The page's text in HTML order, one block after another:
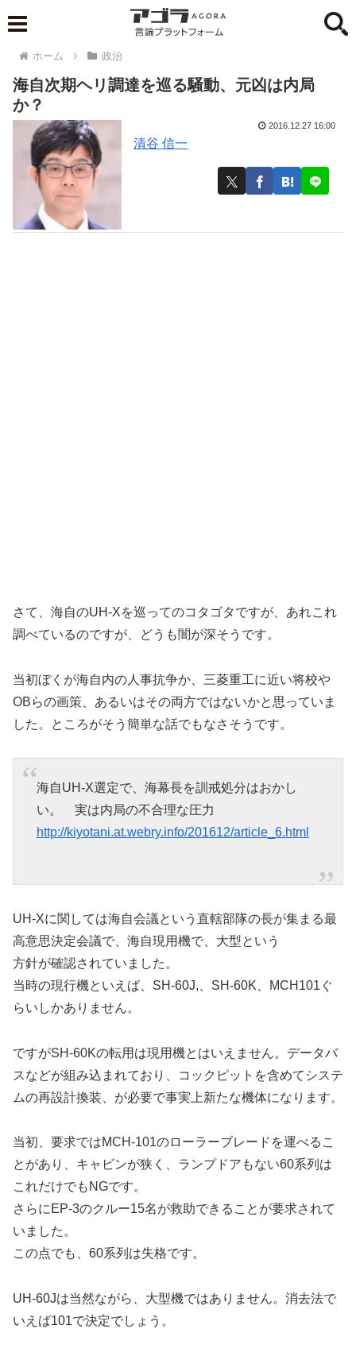
ホーム 政治
海自次期ヘリ調達を巡る騒動、元凶は内局
か？
清谷 信一
2016.12.27 16:00
さて、海自のUH-Xを巡ってのコタゴタですが、あれこれ
調べているのですが、どうも闇が深そうです。
当初ぼくが海自内の人事抗争か、三菱重工に近い将校や
OBらの画策、あるいはその両方ではないかと思っていま
した。ところがそう簡単な話でもなさそうです。
海自UH-X選定で、海幕長を訓戒処分はおかし
い。 実は内局の不合理な圧力
http://kiyotani.at.webry.info/201612/article_6.html
UH-Xに関しては海自会議という直轄部隊の長が集まる最
高意思決定会議で、海自現用機で、大型という
方針が確認されていました。
当時の現行機といえば、SH-60J,、SH-60K、MCH101ぐ
らいしかありません。
ですがSH-60Kの転用は現用機とはいえません。データバ
スなどが組み込まれており、コックピットを含めてシステ
ムの再設計換装、が必要で事実上新たな機体になります。
当初、要求ではMCH-101のローラーブレードを運べるこ
とがあり、キャビンが狭く、ランプドアもない60系列は
これだけでもNGです。
さらにEP-3のクルー15名が救助できることが要求されて
いました。
この点でも、60系列は失格です。
UH-60Jは当然ながら、大型機ではありません。消去法で
いえば101で決定でしょう。